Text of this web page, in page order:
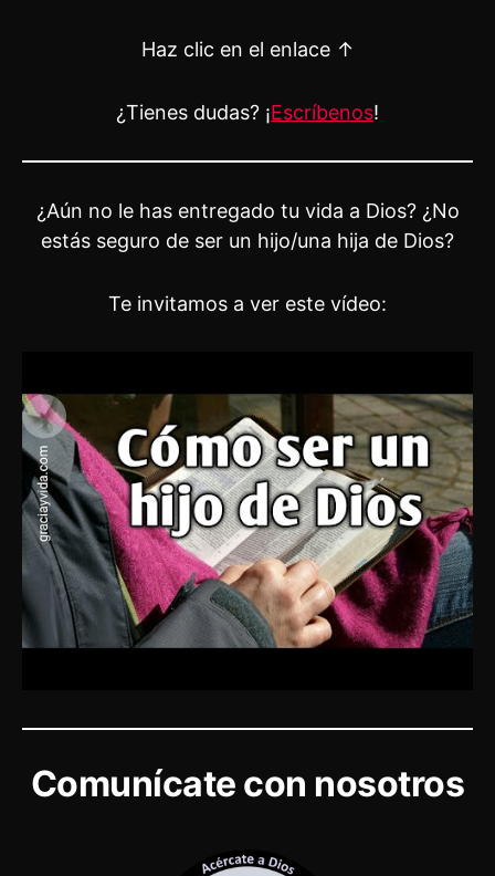
Haz clic en el enlace ↑
¿Tienes dudas? ¡Escríbenos!
¿Aún no le has entregado tu vida a Dios? ¿No
estás seguro de ser un hijo/una hija de Dios?
Te invitamos a ver este vídeo:
Comunícate con nosotros